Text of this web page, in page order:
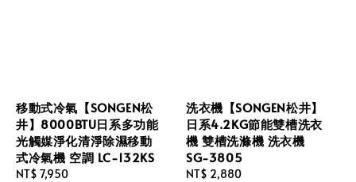
移動式冷氣【SONGEN松
井】8000BTU日系多功能
光觸媒淨化清淨除濕移動
式冷氣機 空調 LC-132KS
Regular
NT$ 7,950
洗衣機【SONGEN松井】
日系4.2KG節能雙槽洗衣
機 雙槽洗滌機 洗衣機
SG-3805
Regular
NT$ 2,880